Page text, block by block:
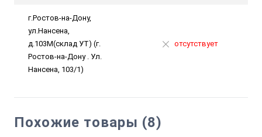
г.Ростов-на-Дону,
ул.Нансена,
д.103М(склад УТ) (г.
Ростов-на-Дону . Ул.
Нансена, 103/1)
отсутствует
Похожие товары (8)